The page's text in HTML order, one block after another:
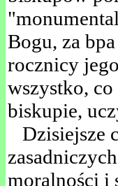
Bogu, za
rocznicy
wszystko, co
biskupie,
Dzisiejsze
moralności i